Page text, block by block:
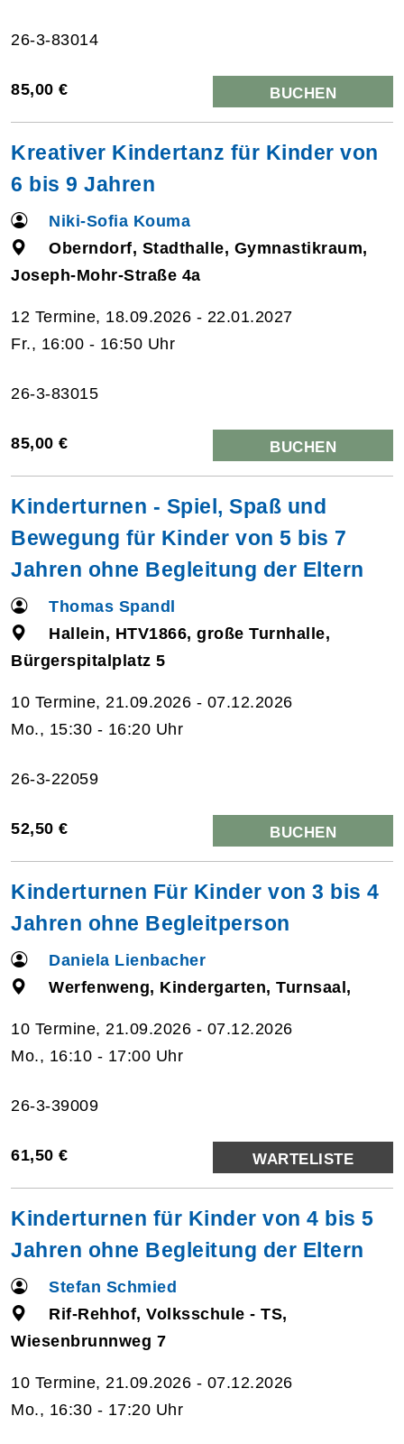
26-3-83014
85,00 € BUCHEN
Kreativer Kindertanz für Kinder von
6 bis 9 Jahren
Niki-Sofia Kouma
Oberndorf, Stadthalle, Gymnastikraum,
Joseph-Mohr-Straße 4a
12 Termine, 18.09.2026 - 22.01.2027
Fr., 16:00 - 16:50 Uhr
26-3-83015
85,00 € BUCHEN
Kinderturnen - Spiel, Spaß und
Bewegung für Kinder von 5 bis 7
Jahren ohne Begleitung der Eltern
Thomas Spandl
Hallein, HTV1866, große Turnhalle,
Bürgerspitalplatz 5
10 Termine, 21.09.2026 - 07.12.2026
Mo., 15:30 - 16:20 Uhr
26-3-22059
52,50 € BUCHEN
Kinderturnen Für Kinder von 3 bis 4
Jahren ohne Begleitperson
Daniela Lienbacher
Werfenweng, Kindergarten, Turnsaal,
10 Termine, 21.09.2026 - 07.12.2026
Mo., 16:10 - 17:00 Uhr
26-3-39009
61,50 € WARTELISTE
Kinderturnen für Kinder von 4 bis 5
Jahren ohne Begleitung der Eltern
Stefan Schmied
Rif-Rehhof, Volksschule - TS,
Wiesenbrunnweg 7
10 Termine, 21.09.2026 - 07.12.2026
Mo., 16:30 - 17:20 Uhr